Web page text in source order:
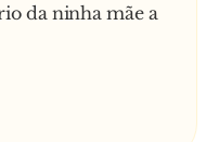
da ninha mãe a